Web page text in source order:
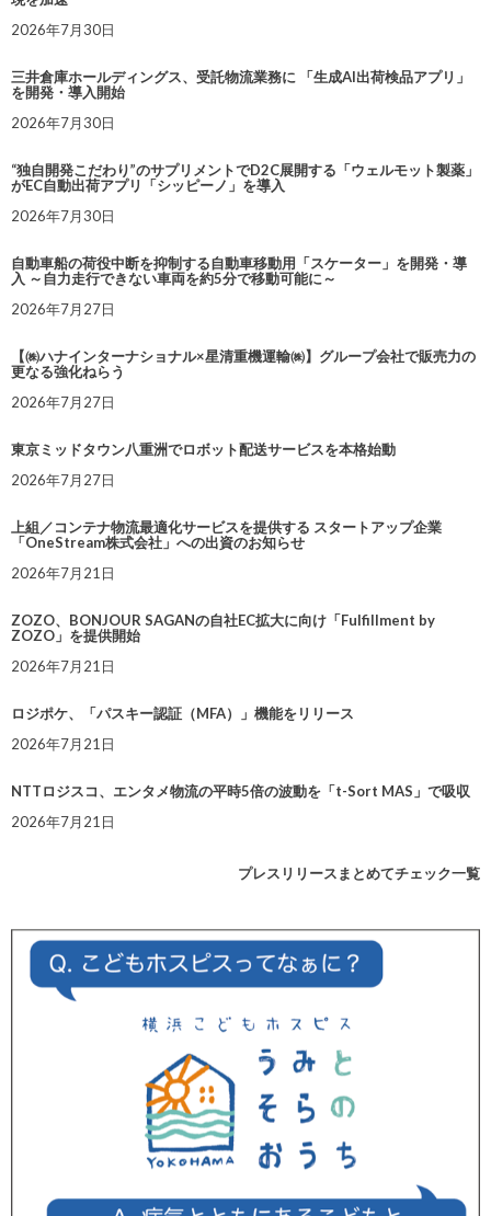
2026年7月30日
三井倉庫ホールディングス、受託物流業務に 「生成AI出荷検品アプリ」
を開発・導入開始
2026年7月30日
“独自開発こだわり”のサプリメントでD2C展開する「ウェルモット製薬」
がEC自動出荷アプリ「シッピーノ」を導入
2026年7月30日
自動車船の荷役中断を抑制する自動車移動用「スケーター」を開発・導
入 ～自力走行できない車両を約5分で移動可能に～
2026年7月27日
【㈱ハナインターナショナル×星清重機運輸㈱】グループ会社で販売力の
更なる強化ねらう
2026年7月27日
東京ミッドタウン八重洲でロボット配送サービスを本格始動
2026年7月27日
上組／コンテナ物流最適化サービスを提供する スタートアップ企業
「OneStream株式会社」への出資のお知らせ
2026年7月21日
ZOZO、BONJOUR SAGANの自社EC拡大に向け「Fulfillment by
ZOZO」を提供開始
2026年7月21日
ロジポケ、「パスキー認証（MFA）」機能をリリース
2026年7月21日
NTTロジスコ、エンタメ物流の平時5倍の波動を「t-Sort MAS」で吸収
2026年7月21日
プレスリリースまとめてチェック一覧